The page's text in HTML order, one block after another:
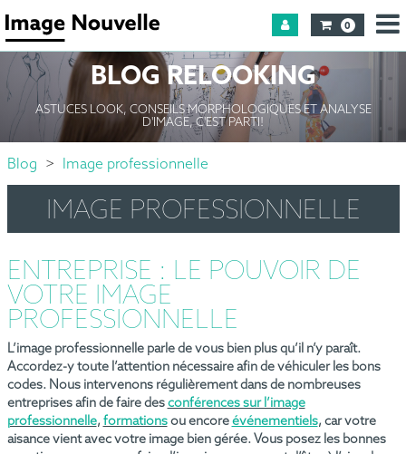
0
BLOG RELOOKING
ASTUCES LOOK, CONSEILS MORPHOLOGIQUES ET ANALYSE
D'IMAGE, C'EST PARTI!
Blog Image professionnelle
IMAGE PROFESSIONNELLE
ENTREPRISE : LE POUVOIR DE
VOTRE IMAGE
PROFESSIONNELLE
L’image professionnelle parle de vous bien plus qu’il n’y paraît.
Accordez-y toute l’attention nécessaire afin de véhiculer les bons
codes. Nous intervenons régulièrement dans de nombreuses
entreprises afin de faire desconférences sur l’image
professionnelle, formationsou encoreévénementiels, car votre
aisance vient avec votre image bien gérée. Vous posez les bonnes